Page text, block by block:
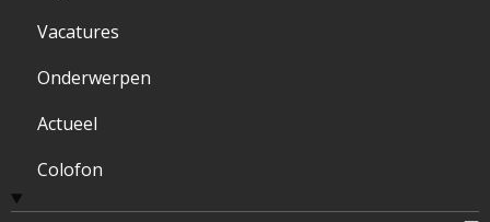
Vacatures
Onderwerpen
Actueel
Colofon